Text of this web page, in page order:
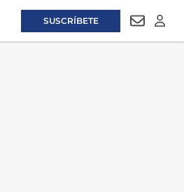
SUSCRÍBETE